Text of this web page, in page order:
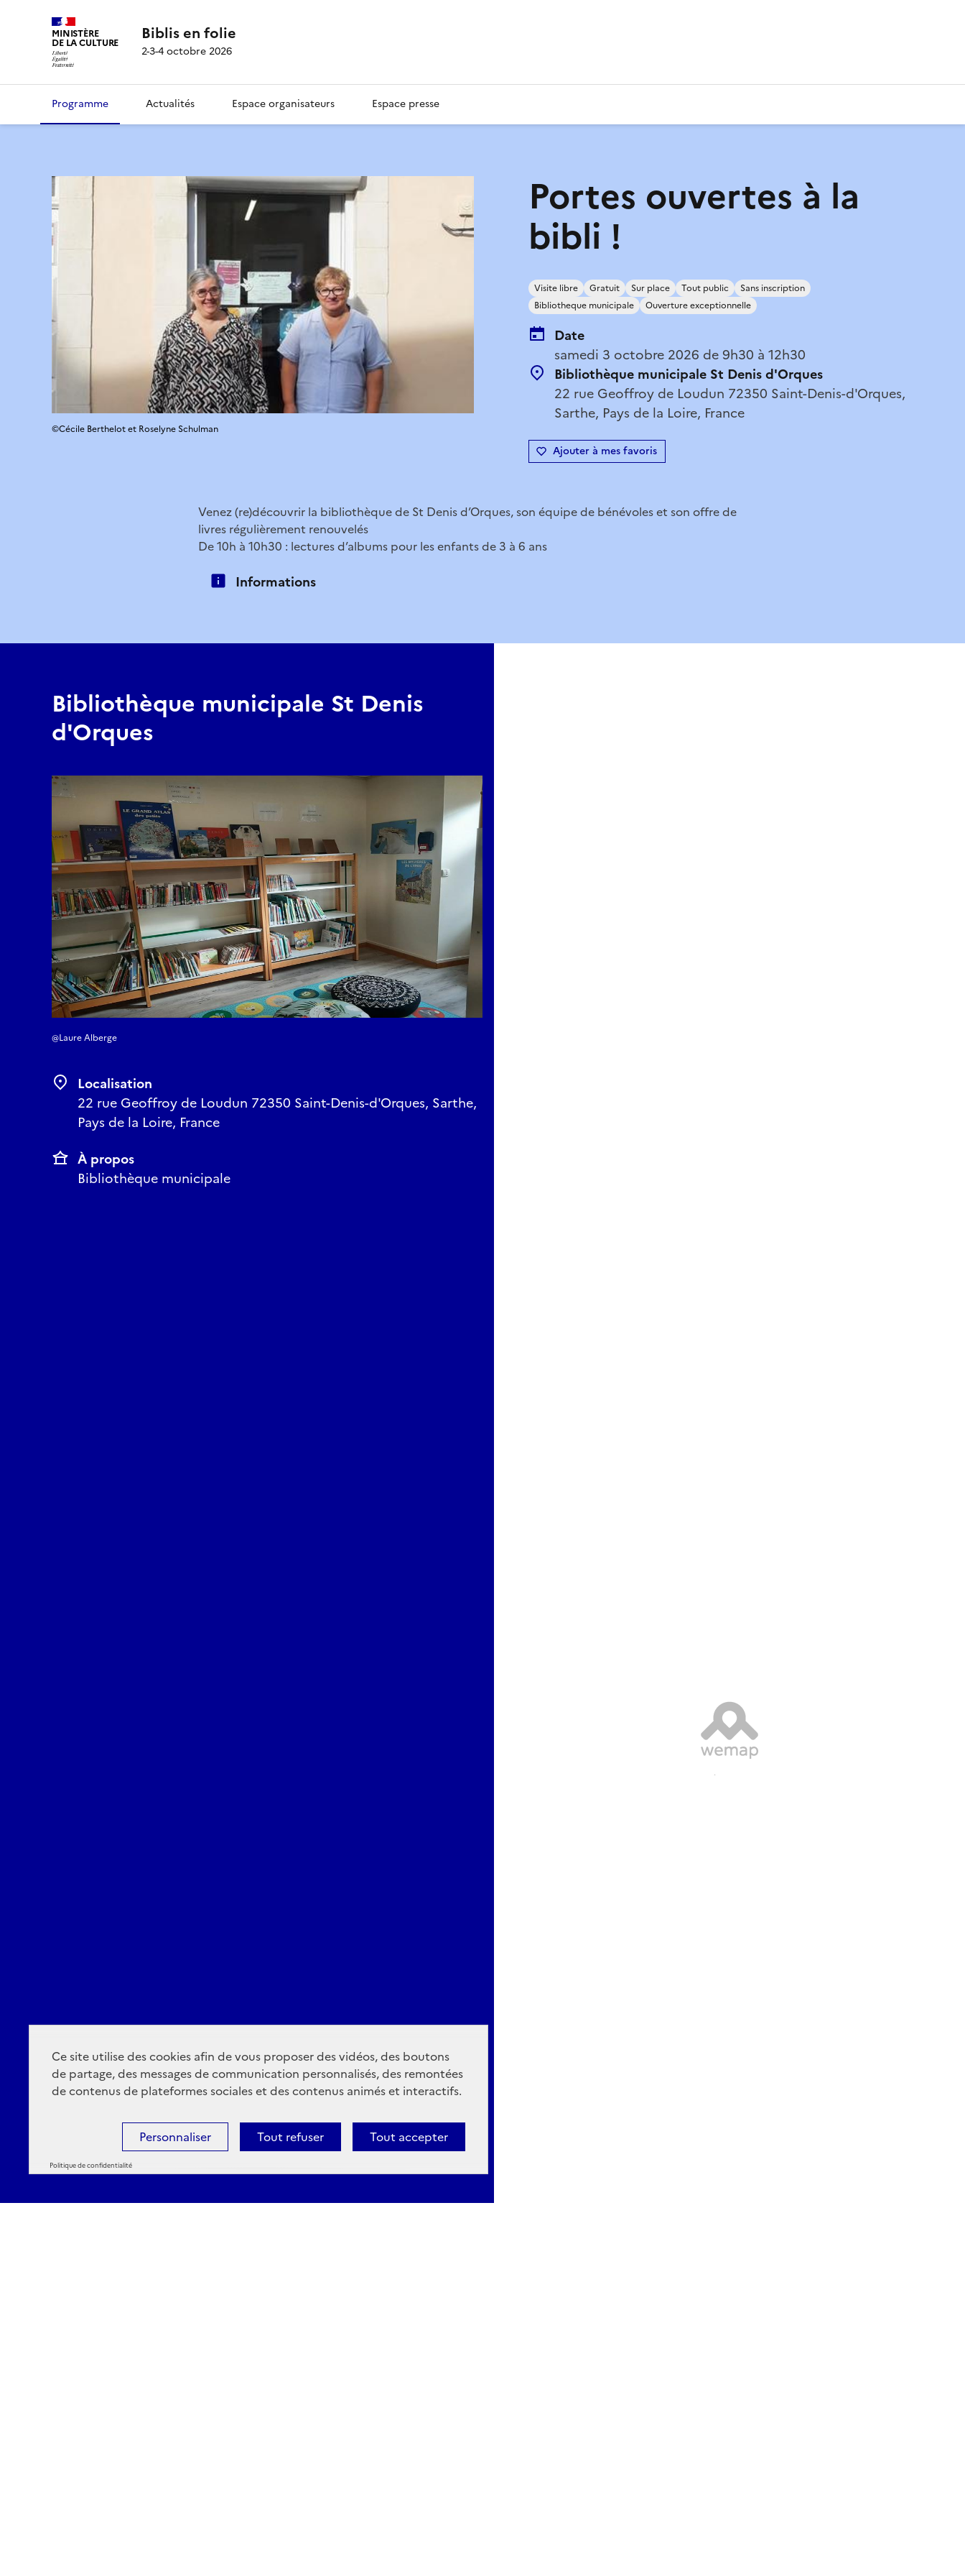
Ce site utilise des cookies afin de vous proposer des vidéos, des boutons
de partage, des messages de communication personnalisés, des remontées
de contenus de plateformes sociales et des contenus animés et interactifs.
Tout accepter
Tout refuser
Personnaliser
Politique de confidentialité
MINISTÈRE
DE LA CULTURE Biblis en folie
2-3-4 octobre 2026
Programme Actualités Espace organisateurs Espace presse
Portes ouvertes à la
bibli !
Visite libre Gratuit Sur place Tout public
Sans inscription
Bibliotheque municipale
Ouverture exceptionnelle
Date
samedi 3 octobre 2026 de 9h30 à 12h30
Bibliothèque municipale St Denis d'Orques
22 rue Geoffroy de Loudun 72350 Saint-Denis-d'Orques,
Sarthe, Pays de la Loire, France
Ajouter à mes favoris
©Cécile Berthelot et Roselyne Schulman
Venez (re)découvrir la bibliothèque de St Denis d’Orques, son équipe de bénévoles et son offre de
livres régulièrement renouvelés
De 10h à 10h30 : lectures d’albums pour les enfants de 3 à 6 ans
Informations
Bibliothèque municipale St Denis
d'Orques
@Laure Alberge
Localisation
22 rue Geoffroy de Loudun 72350 Saint-Denis-d'Orques, Sarthe,
Pays de la Loire, France
À propos
Bibliothèque municipale